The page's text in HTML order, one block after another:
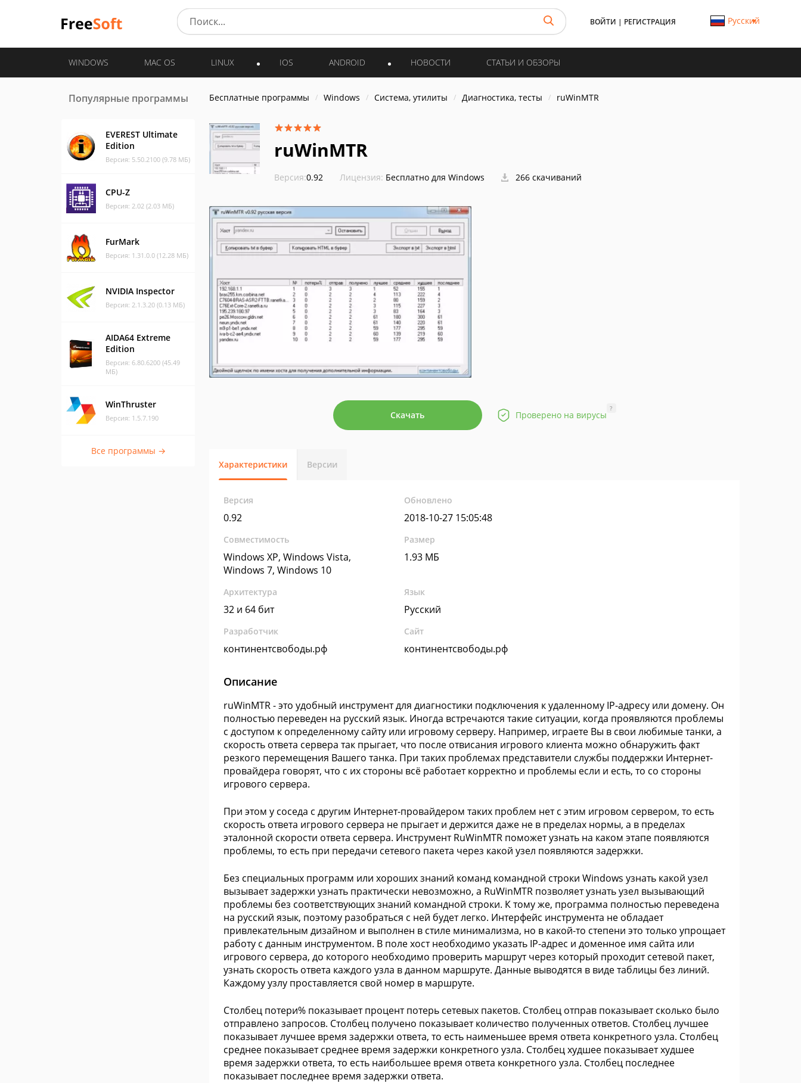
ВОЙТИ | РЕГИСТРАЦИЯ Русский
WINDOWS MAC OS LINUX IOS ANDROID НОВОСТИ СТАТЬИ И ОБЗОРЫ
Популярные программы
EVEREST Ultimate
Edition
Версия: 5.50.2100 (9.78 МБ)
CPU-Z
Версия: 2.02 (2.03 МБ)
FurMark
Версия: 1.31.0.0 (12.28 МБ)
NVIDIA Inspector
Версия: 2.1.3.20 (0.13 МБ)
AIDA64 Extreme
Edition
Версия: 6.80.6200 (45.49
МБ)
WinThruster
Версия: 1.5.7.190
Все программы →
Бесплатные программы Windows Система, утилиты Диагностика, тесты ruWinMTR
ruWinMTR
Версия:0.92 Лицензия: Бесплатно для Windows 266 скачиваний
Скачать Проверено на вирусы
?
Характеристики Версии
Версия
0.92
Обновлено
2018-10-27 15:05:48
Совместимость
Windows XP, Windows Vista,
Windows 7, Windows 10
Размер
1.93 МБ
Архитектура
32 и 64 бит
Язык
Русский
Разработчик
континентсвободы.рф
Сайт
континентсвободы.рф
Описание
ruWinMTR - это удобный инструмент для диагностики подключения к удаленному IP-адресу или домену. Он
полностью переведен на русский язык. Иногда встречаются такие ситуации, когда проявляются проблемы
с доступом к определенному сайту или игровому серверу. Например, играете Вы в свои любимые танки, а
скорость ответа сервера так прыгает, что после отвисания игрового клиента можно обнаружить факт
резкого перемещения Вашего танка. При таких проблемах представители службы поддержки Интернет-
провайдера говорят, что с их стороны всё работает корректно и проблемы если и есть, то со стороны
игрового сервера.
При этом у соседа с другим Интернет-провайдером таких проблем нет с этим игровом сервером, то есть
скорость ответа игрового сервера не прыгает и держится даже не в пределах нормы, а в пределах
эталонной скорости ответа сервера. Инструмент RuWinMTR поможет узнать на каком этапе появляются
проблемы, то есть при передачи сетевого пакета через какой узел появляются задержки.
Без специальных программ или хороших знаний команд командной строки Windows узнать какой узел
вызывает задержки узнать практически невозможно, а RuWinMTR позволяет узнать узел вызывающий
проблемы без соответствующих знаний командной строки. К тому же, программа полностью переведена
на русский язык, поэтому разобраться с ней будет легко. Интерфейс инструмента не обладает
привлекательным дизайном и выполнен в стиле минимализма, но в какой-то степени это только упрощает
работу с данным инструментом. В поле хост необходимо указать IP-адрес и доменное имя сайта или
игрового сервера, до которого необходимо проверить маршрут через который проходит сетевой пакет,
узнать скорость ответа каждого узла в данном маршруте. Данные выводятся в виде таблицы без линий.
Каждому узлу проставляется свой номер в маршруте.
Столбец потери% показывает процент потерь сетевых пакетов. Столбец отправ показывает сколько было
отправлено запросов. Столбец получено показывает количество полученных ответов. Столбец лучшее
показывает лучшее время задержки ответа, то есть наименьшее время ответа конкретного узла. Столбец
среднее показывает среднее время задержки конкретного узла. Столбец худшее показывает худшее
время задержки ответа, то есть наибольшее время ответа конкретного узла. Столбец последнее
показывает последнее время задержки ответа.